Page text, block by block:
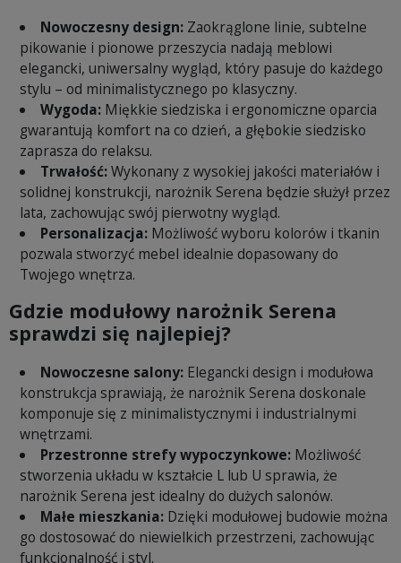
Nowoczesny design:Zaokrąglone linie, subtelne
pikowanie i pionowe przeszycia nadają meblowi
elegancki, uniwersalny wygląd, który pasuje do każdego
stylu – od minimalistycznego po klasyczny.
Wygoda:Miękkie siedziska i ergonomiczne oparcia
gwarantują komfort na co dzień, a głębokie siedzisko
zaprasza do relaksu.
Trwałość:Wykonany z wysokiej jakości materiałów i
solidnej konstrukcji, narożnik Serena będzie służył przez
lata, zachowując swój pierwotny wygląd.
Personalizacja:Możliwość wyboru kolorów i tkanin
pozwala stworzyć mebel idealnie dopasowany do
Twojego wnętrza.
Gdzie modułowy narożnik Serena
sprawdzi się najlepiej?
Nowoczesne salony:Elegancki design i modułowa
konstrukcja sprawiają, że narożnik Serena doskonale
komponuje się z minimalistycznymi i industrialnymi
wnętrzami.
Przestronne strefy wypoczynkowe:Możliwość
stworzenia układu w kształcie L lub U sprawia, że
narożnik Serena jest idealny do dużych salonów.
Małe mieszkania:Dzięki modułowej budowie można
go dostosować do niewielkich przestrzeni, zachowując
funkcjonalność i styl.